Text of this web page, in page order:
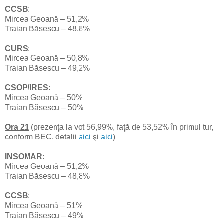
CCSB:
Mircea Geoană – 51,2%
Traian Băsescu – 48,8%
CURS:
Mircea Geoană – 50,8%
Traian Băsescu – 49,2%
CSOP/IRES:
Mircea Geoană – 50%
Traian Băsescu – 50%
Ora 21 (prezenţa la vot 56,99%, faţă de 53,52% în primul tur,
conform BEC, detalii aici şi aici)
INSOMAR:
Mircea Geoană – 51,2%
Traian Băsescu – 48,8%
CCSB:
Mircea Geoană – 51%
Traian Băsescu – 49%